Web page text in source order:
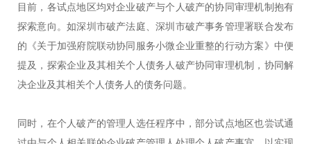
目前，各试点地区均对企业破产与个人破产的协同审理机制抱有
探索意向。如深圳市破产法庭、深圳市破产事务管理署联合发布
的《关于加强府院联动协同服务小微企业重整的行动方案》中便
提及，探索企业及其相关个人债务人破产协同审理机制，协同解
决企业及其相关个人债务人的债务问题。
同时，在个人破产的管理人选任程序中，部分试点地区也尝试通